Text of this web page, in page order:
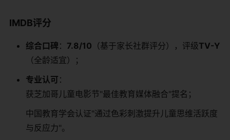
​IMDB评分​
​综合口碑​ ​：​ ​7.8/10​ ​（基于家长社群评分），评级​​TV-Y​
（全龄适宜）；
​专业认可​ ​：
获芝加哥儿童电影节"最佳教育媒体融合"提名；
中国教育学会认证"通过色彩刺激提升儿童思维活跃度
与反应力"。